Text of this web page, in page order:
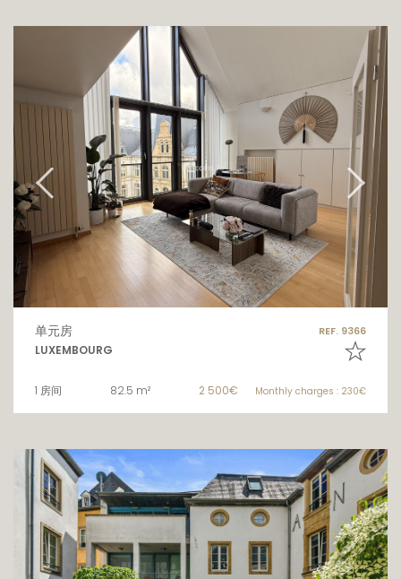
单元房 REF. 9366
LUXEMBOURG
1 房间 82.5 m² 2 500€ Monthly charges : 230€